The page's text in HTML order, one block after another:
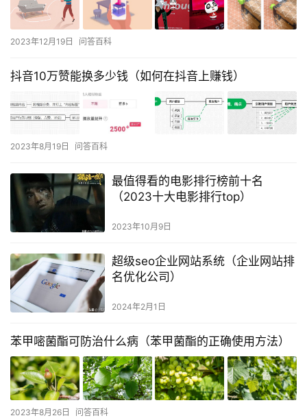
2023年12月19日 问答百科
抖音10万赞能换多少钱（如何在抖音上赚钱）
2023年8月19日 问答百科
最值得看的电影排行榜前十名
（2023十大电影排行top）
2023年10月9日
超级seo企业网站系统（企业网站排
名优化公司）
2024年2月1日
苯甲嘧菌酯可防治什么病（苯甲菌酯的正确使用方法）
2023年8月26日 问答百科